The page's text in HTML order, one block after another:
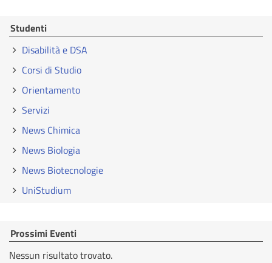
Studenti
Disabilità e DSA
Corsi di Studio
Orientamento
Servizi
News Chimica
News Biologia
News Biotecnologie
UniStudium
Prossimi Eventi
Nessun risultato trovato.